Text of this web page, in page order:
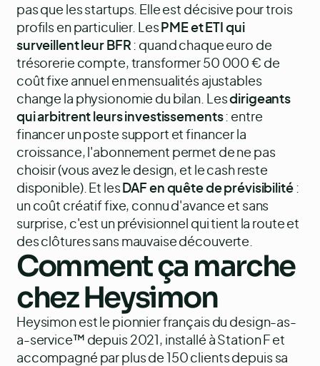
pas que les startups. Elle est décisive pour trois
profils en particulier. Les PME et ETI qui
surveillent leur BFR : quand chaque euro de
trésorerie compte, transformer 50 000 € de
coût fixe annuel en mensualités ajustables
change la physionomie du bilan. Lesdirigeants
qui arbitrent leurs investissements: entre
financer un poste support et financer la
croissance, l'abonnement permet de ne pas
choisir (vous avez le design, et le cash reste
disponible). Et les DAF en quête de prévisibilité:
un coût créatif fixe, connu d'avance et sans
surprise, c'est un prévisionnel qui tient la route et
des clôtures sans mauvaise découverte.
Comment ça marche
chez Heysimon
Heysimon est le pionnier français du design-as-
a-service™ depuis 2021, installé à Station F et
accompagné par plus de 150 clients depuis sa